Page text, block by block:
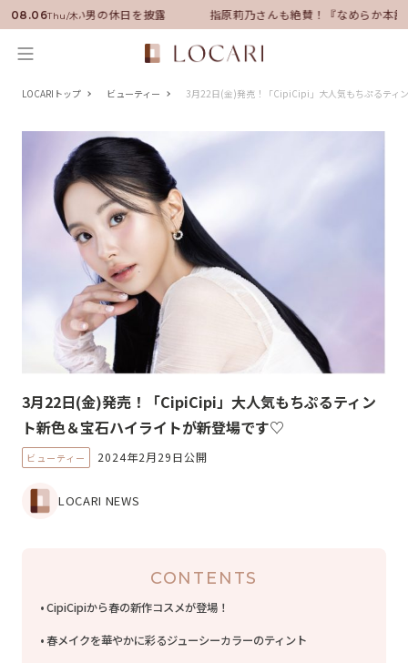
08.06Thu/木
に就任！いい男の休日を披露 指原莉乃さんも絶賛！『なめらか本舗
LOCARIトップ ビューティー 3月22日(金)発売！「CipiCipi」大人気もちぷるティ
3月22日(金)発売！「CipiCipi」大人気もちぷるティン
ト新色＆宝石ハイライトが新登場です♡
ビューティー 2024年2月29日公開
LOCARI NEWS
CONTENTS
CipiCipiから春の新作コスメが登場！
春メイクを華やかに彩るジューシーカラーのティント